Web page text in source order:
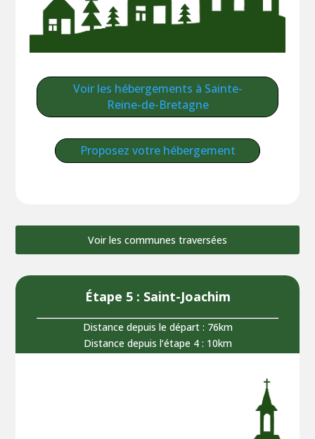
Voir les hébergements à Sainte-
Reine-de-Bretagne
Proposez votre hébergement
Voir les communes traversées
Étape 5 : Saint-Joachim
Distance depuis le départ : 76km
Distance depuis l‘étape 4 : 10km